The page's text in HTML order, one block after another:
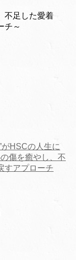
不足した愛着
チ～
HSCの人生に
傷を癒やし、不
すアプローチ